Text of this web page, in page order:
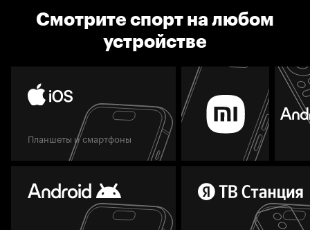
Смотрите спорт на любом
устройстве
Планшеты и смартфоны